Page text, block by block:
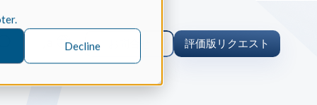
Decline 評価版リクエスト